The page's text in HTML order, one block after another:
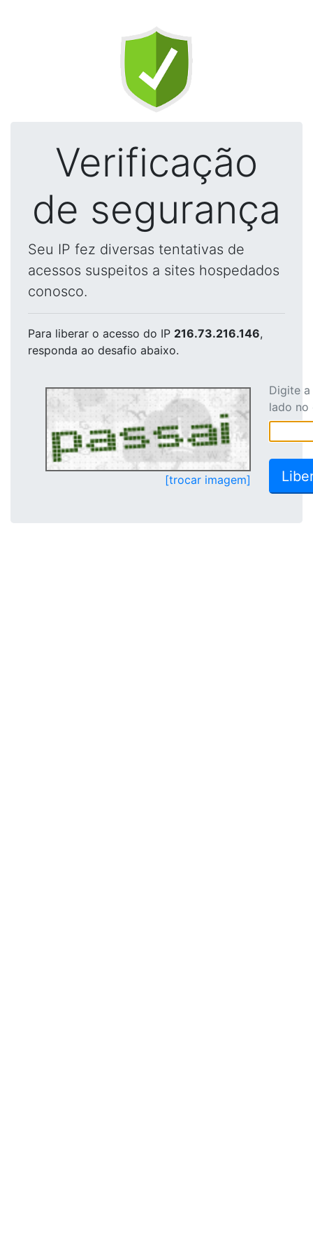
Verificação
de segurança
Seu IP fez diversas tentativas de
acessos suspeitos a sites hospedados
conosco.
Para liberar o acesso do IP 216.73.216.146,
responda ao desafio abaixo.
[trocar imagem]
Digite
lado no